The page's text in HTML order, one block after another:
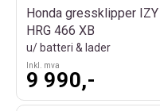
Honda gressklipper IZY
HRG 466 XB
u/ batteri & lader
Inkl. mva
9 990,-